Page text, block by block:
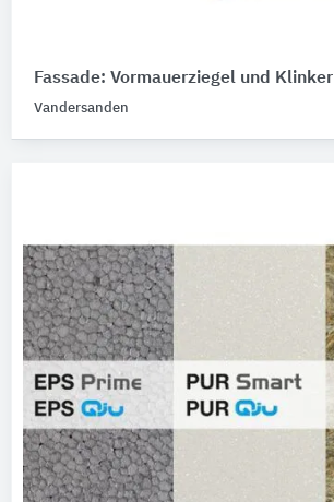
Fassade: Vormauerziegel und Klinker
Vandersanden